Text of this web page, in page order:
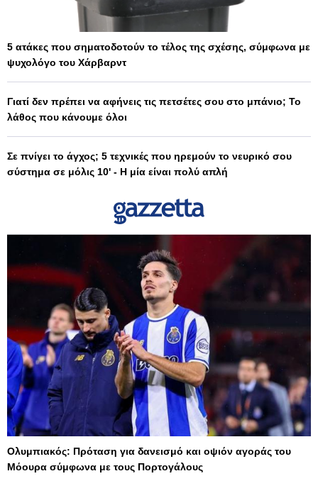
5 ατάκες που σηματοδοτούν το τέλος της σχέσης, σύμφωνα με
ψυχολόγο του Χάρβαρντ
Γιατί δεν πρέπει να αφήνεις τις πετσέτες σου στο μπάνιο; Το
λάθος που κάνουμε όλοι
Σε πνίγει το άγχος; 5 τεχνικές που ηρεμούν το νευρικό σου
σύστημα σε μόλις 10' - Η μία είναι πολύ απλή
Ολυμπιακός: Πρόταση για δανεισμό και οψιόν αγοράς του
Μόουρα σύμφωνα με τους Πορτογάλους